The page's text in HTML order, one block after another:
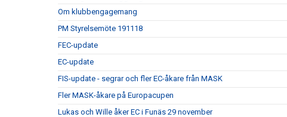
Om klubbengagemang
PM Styrelsemöte 191118
FEC-update
EC-update
FIS-update - segrar och fler EC-åkare från MASK
Fler MASK-åkare på Europacupen
Lukas och Wille åker EC i Funäs 29 november